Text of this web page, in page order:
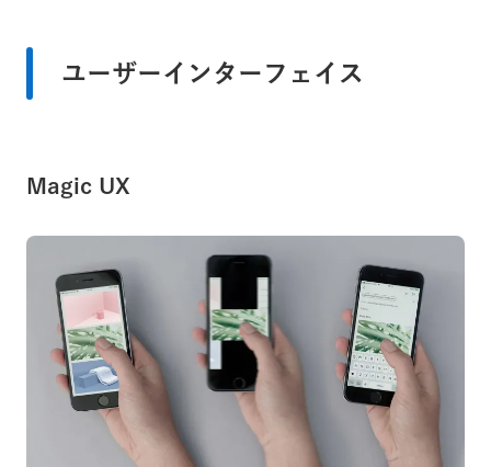
ユーザーインターフェイス
Magic UX